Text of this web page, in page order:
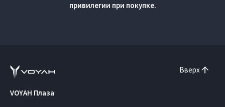
привилегии при покупке.
Вверх
VOYAH Плаза